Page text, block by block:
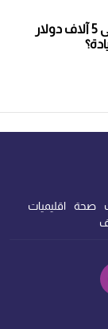
راتب النائب من 3 آلاف إلى 5 آلاف دولار
صحة
اقليميات